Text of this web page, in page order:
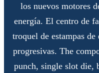
los nuevos motores
energía. El centro de
troquel de estampas
progresivas. The
punch, single slot die,